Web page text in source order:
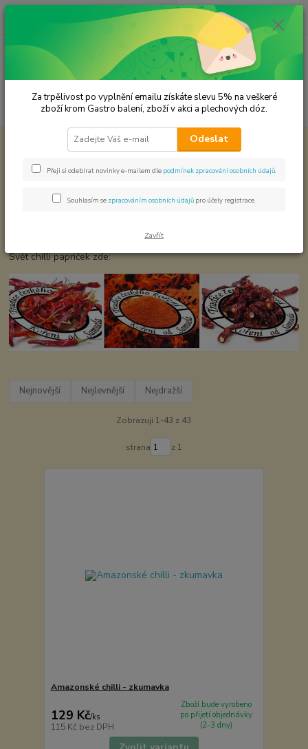
Menu
Hledat
ks
za 0,00 Kč
Chilli svět papriček
Chilli svět papriček
Na této kategorii usilovně pracujeme. Pro okamžitý nákup můžete
Svět chilli papriček zde:
Nejnovější Nejlevnější Nejdražší
Zobrazuji 1-43 z 43
strana z 1
Amazonské chilli - zkumavka
129 Kč/ks
115 Kč bez DPH
Zboží bude vyrobeno
po přijetí objednávky
(2-3 dny)
Za trpělivost po vyplnění emailu získáte slevu 5% na veškeré
zboží krom Gastro balení, zboží v akci a plechových dóz.
Odeslat
Přeji si odebírat novinky e-mailem dle podmínek zpracování osobních údajů
Souhlasím se zpracováním osobních údajů pro účely registrace.
Zavřít